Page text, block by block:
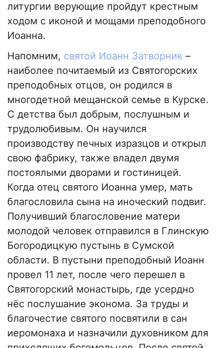
литургии верующие пройдут крестным
ходом с иконой и мощами преподобного
Иоанна.
Напомним, святой Иоанн Затворник –
наиболее почитаемый из Святогорских
преподобных отцов, он родился в
многодетной мещанской семье в Курске.
С детства был добрым, послушным и
трудолюбивым. Он научился
производству печных изразцов и открыл
свою фабрику, также владел двумя
постоялыми дворами и гостиницей.
Когда отец святого Иоанна умер, мать
благословила сына на иноческий подвиг.
Получивший благословение матери
молодой человек отправился в Глинскую
Богородицкую пустынь в Сумской
области. В пустыни преподобный Иоанн
провел 11 лет, после чего перешел в
Святогорский монастырь, где усердно
нёс послушание эконома. За труды и
благочестие святого посвятили в сан
иеромонаха и назначили духовником для